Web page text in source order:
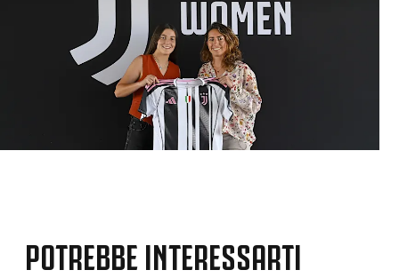
POTREBBE INTERESSARTI